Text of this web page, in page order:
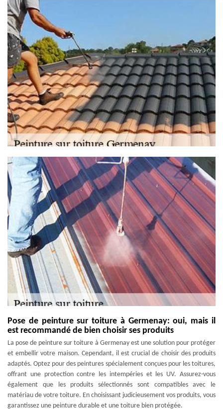
Pose de peinture sur toiture à Germenay: oui, mais il
est recommandé de bien choisir ses produits
La pose de peinture sur toiture à Germenay est une solution pour protéger
et embellir votre maison. Cependant, il est crucial de choisir des produits
adaptés. Optez pour des peintures spécialement conçues pour les toitures,
offrant une protection contre les intempéries et les UV. Assurez-vous
également que les produits sélectionnés sont compatibles avec le
matériau de votre toiture. En choisissant judicieusement vos produits, vous
garantissez une peinture durable et une toiture bien protégée.